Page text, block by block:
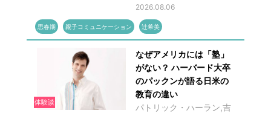
2026.08.06
思春期 親子コミュニケーション 辻希美
体験談
なぜアメリカには「塾」
がない？ ハーバード大卒
のパックンが語る日米の
教育の違い
パトリック・ハーラン,吉